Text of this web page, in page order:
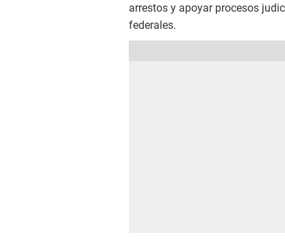
arrestos y apoyar procesos
federales.